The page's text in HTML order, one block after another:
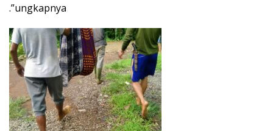
.”ungkapnya